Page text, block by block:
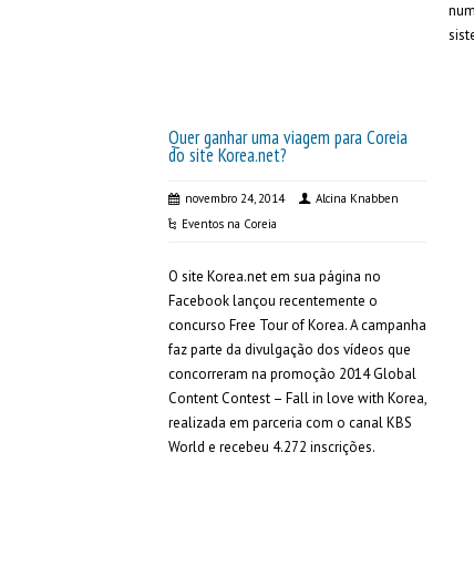
Quer ganhar uma viagem para Coreia
do site Korea.net?
novembro 24, 2014
Alcina Knabben
Eventos na Coreia
O site Korea.net em sua página no
Facebook lançou recentemente o
concurso Free Tour of Korea. A campanha
faz parte da divulgação dos vídeos que
concorreram na promoção 2014 Global
Content Contest – Fall in love with Korea,
realizada em parceria com o canal KBS
World e recebeu 4.272 inscrições.